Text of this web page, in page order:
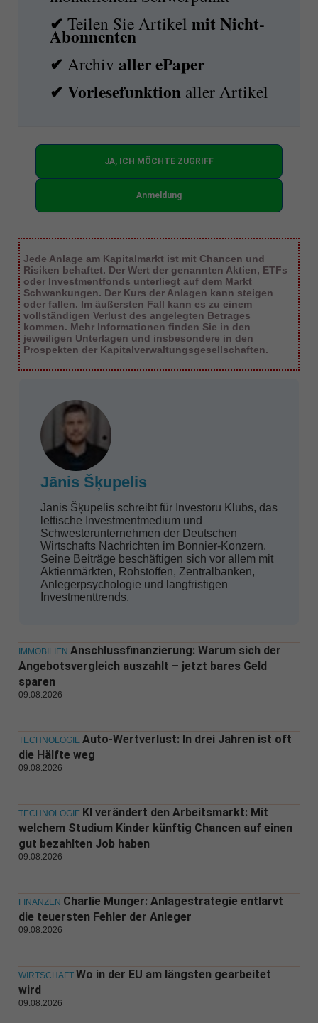
✔Teilen Sie ArtikelmitNicht-
Abonnenten
✔Archivaller ePaper
✔Vorlesefunktion aller Artikel
JA, ICH MÖCHTE ZUGRIFF
Anmeldung
Jede Anlage am Kapitalmarkt ist mit Chancen und
Risiken behaftet. Der Wert der genannten Aktien, ETFs
oder Investmentfonds unterliegt auf dem Markt
Schwankungen. Der Kurs der Anlagen kann steigen
oder fallen. Im äußersten Fall kann es zu einem
vollständigen Verlust des angelegten Betrages
kommen. Mehr Informationen finden Sie in den
jeweiligen Unterlagen und insbesondere in den
Prospekten der Kapitalverwaltungsgesellschaften.
Jānis Šķupelis
Jānis Šķupelis schreibt für Investoru Klubs, das
lettische Investmentmedium und
Schwesterunternehmen der Deutschen
Wirtschafts Nachrichten im Bonnier-Konzern.
Seine Beiträge beschäftigen sich vor allem mit
Aktienmärkten, Rohstoffen, Zentralbanken,
Anlegerpsychologie und langfristigen
Investmenttrends.
IMMOBILIEN Anschlussfinanzierung: Warum sich der
Angebotsvergleich auszahlt – jetzt bares Geld
sparen
09.08.2026
TECHNOLOGIE Auto-Wertverlust: In drei Jahren ist oft
die Hälfte weg
09.08.2026
TECHNOLOGIE KI verändert den Arbeitsmarkt: Mit
welchem Studium Kinder künftig Chancen auf einen
gut bezahlten Job haben
09.08.2026
FINANZEN Charlie Munger: Anlagestrategie entlarvt
die teuersten Fehler der Anleger
09.08.2026
WIRTSCHAFT Wo in der EU am längsten gearbeitet
wird
09.08.2026